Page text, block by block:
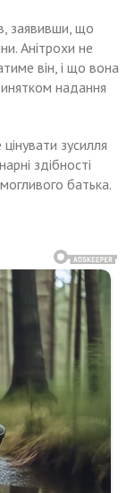
заявивши, що
Анітрохи не
він, і що вона
надання
зусилля
здібності
батька.